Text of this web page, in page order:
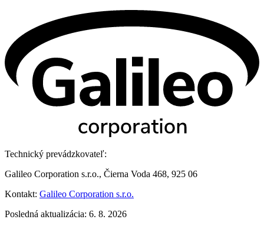
Technický prevádzkovateľ:
Galileo Corporation s.r.o., Čierna Voda 468, 925 06
Kontakt: Galileo Corporation s.r.o.
Posledná aktualizácia: 6. 8. 2026